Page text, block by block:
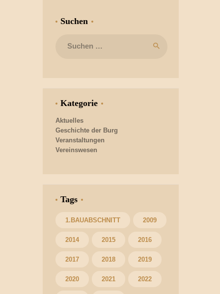
Suchen
nach:
Kategorie
Aktuelles
Geschichte der Burg
Veranstaltungen
Vereinswesen
Tags
1.BAUABSCHNITT 2009
2014 2015 2016
2017 2018 2019
2020 2021 2022